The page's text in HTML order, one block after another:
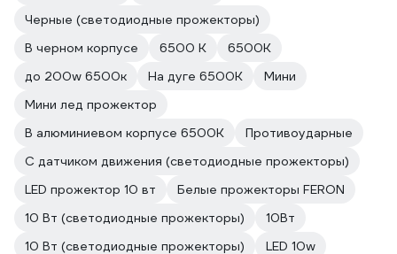
Черные (светодиодные прожекторы)
В черном корпусе
6500 К
6500К
до 200w 6500к
На дуге 6500К
Мини
Мини лед прожектор
В алюминиевом корпусе 6500К
Противоударные
С датчиком движения (светодиодные прожекторы)
LED прожектор 10 вт
Белые прожекторы FERON
10 Вт (светодиодные прожекторы)
10Вт
10 Вт (светодиодные прожекторы)
LED 10w